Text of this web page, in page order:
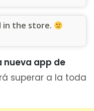
in the store.
nueva app de
superar a la toda